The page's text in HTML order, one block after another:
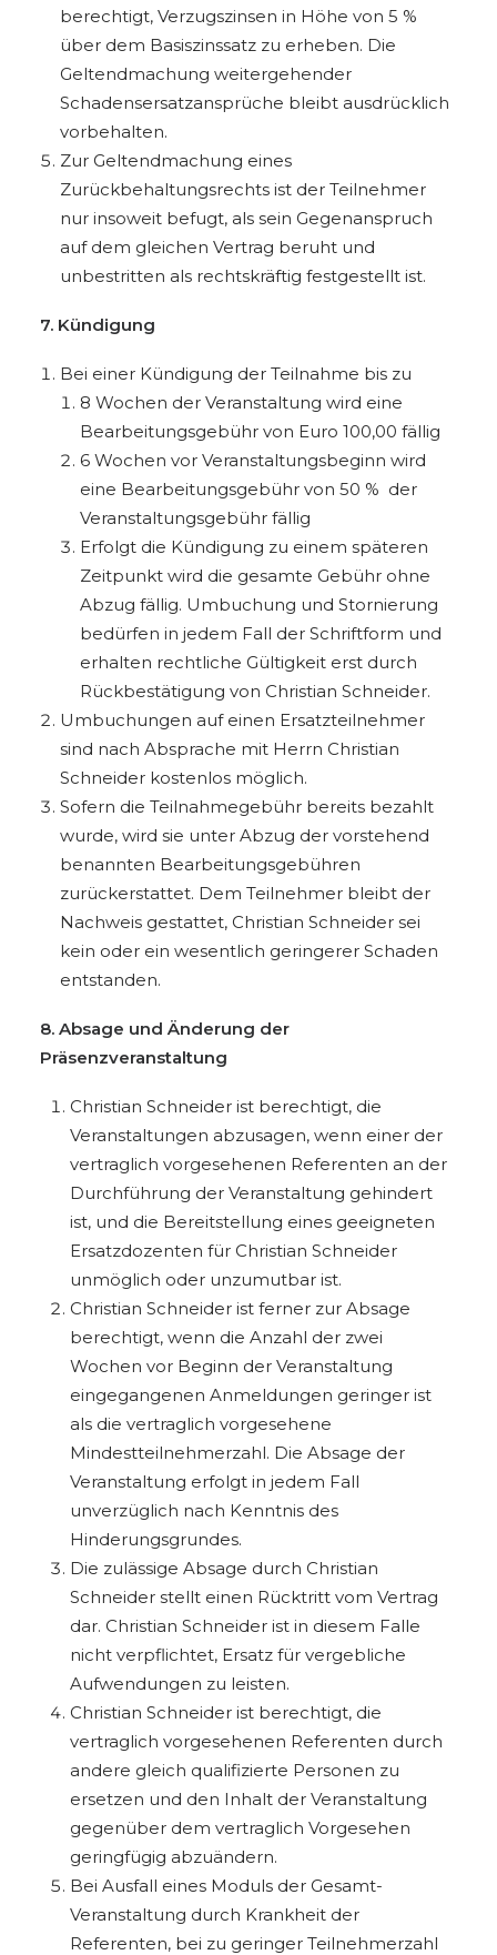
berechtigt, Verzugszinsen in Höhe von 5 %
über dem Basiszinssatz zu erheben. Die
Geltendmachung weitergehender
Schadensersatzansprüche bleibt ausdrücklich
vorbehalten.
Zur Geltendmachung eines
Zurückbehaltungsrechts ist der Teilnehmer
nur insoweit befugt, als sein Gegenanspruch
auf dem gleichen Vertrag beruht und
unbestritten als rechtskräftig festgestellt ist.
7. Kündigung
Bei einer Kündigung der Teilnahme bis zu
8 Wochen der Veranstaltung wird eine
Bearbeitungsgebühr von Euro 100,00 fällig
6 Wochen vor Veranstaltungsbeginn wird
eine Bearbeitungsgebühr von 50 % der
Veranstaltungsgebühr fällig
Erfolgt die Kündigung zu einem späteren
Zeitpunkt wird die gesamte Gebühr ohne
Abzug fällig. Umbuchung und Stornierung
bedürfen in jedem Fall der Schriftform und
erhalten rechtliche Gültigkeit erst durch
Rückbestätigung von Christian Schneider.
Umbuchungen auf einen Ersatzteilnehmer
sind nach Absprache mit Herrn Christian
Schneider kostenlos möglich.
Sofern die Teilnahmegebühr bereits bezahlt
wurde, wird sie unter Abzug der vorstehend
benannten Bearbeitungsgebühren
zurückerstattet. Dem Teilnehmer bleibt der
Nachweis gestattet, Christian Schneider sei
kein oder ein wesentlich geringerer Schaden
entstanden.
8. Absage und Änderung der
Präsenzveranstaltung
Christian Schneider ist berechtigt, die
Veranstaltungen abzusagen, wenn einer der
vertraglich vorgesehenen Referenten an der
Durchführung der Veranstaltung gehindert
ist, und die Bereitstellung eines geeigneten
Ersatzdozenten für Christian Schneider
unmöglich oder unzumutbar ist.
Christian Schneider ist ferner zur Absage
berechtigt, wenn die Anzahl der zwei
Wochen vor Beginn der Veranstaltung
eingegangenen Anmeldungen geringer ist
als die vertraglich vorgesehene
Mindestteilnehmerzahl. Die Absage der
Veranstaltung erfolgt in jedem Fall
unverzüglich nach Kenntnis des
Hinderungsgrundes.
Die zulässige Absage durch Christian
Schneider stellt einen Rücktritt vom Vertrag
dar. Christian Schneider ist in diesem Falle
nicht verpflichtet, Ersatz für vergebliche
Aufwendungen zu leisten.
Christian Schneider ist berechtigt, die
vertraglich vorgesehenen Referenten durch
andere gleich qualifizierte Personen zu
ersetzen und den Inhalt der Veranstaltung
gegenüber dem vertraglich Vorgesehen
geringfügig abzuändern.
Bei Ausfall eines Moduls der Gesamt-
Veranstaltung durch Krankheit der
Referenten, bei zu geringer Teilnehmerzahl